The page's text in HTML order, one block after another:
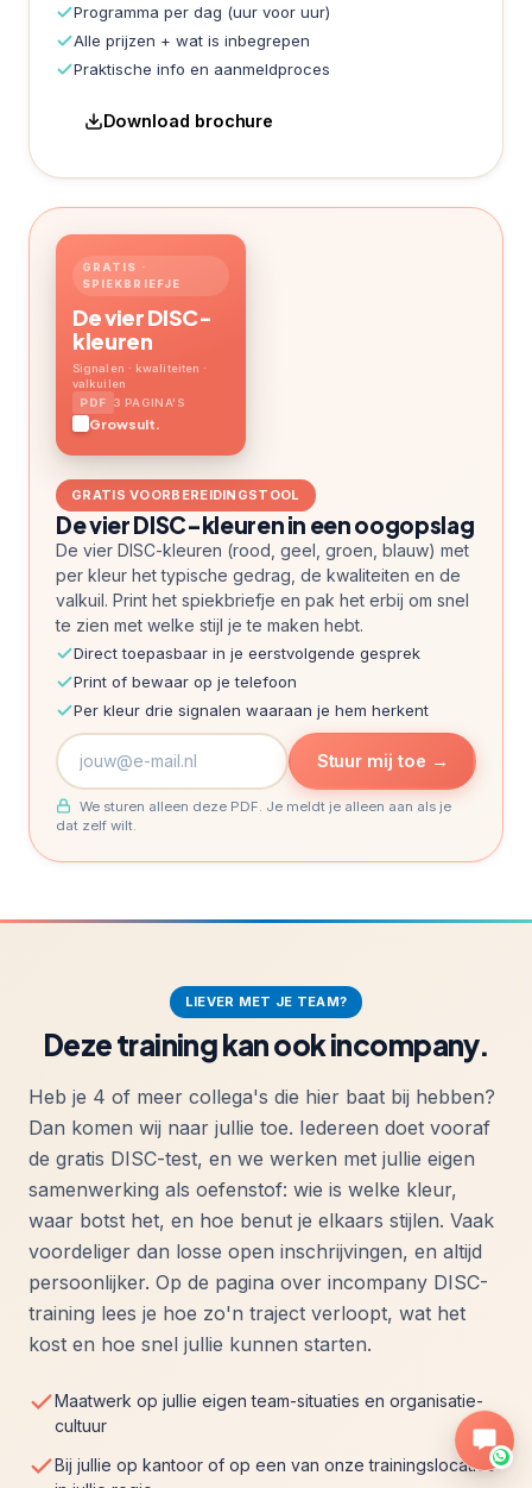
Programma per dag (uur voor uur)
Alle prijzen + wat is inbegrepen
Praktische info en aanmeldproces
Download brochure
GRATIS ·
SPIEKBRIEFJE
De vier DISC-
kleuren
Signalen · kwaliteiten ·
valkuilen
3 PAGINA'S
Growsult.
GRATIS VOORBEREIDINGSTOOL
De vier DISC-kleuren in een oogopslag
De vier DISC-kleuren (rood, geel, groen, blauw) met
per kleur het typische gedrag, de kwaliteiten en de
valkuil. Print het spiekbriefje en pak het erbij om snel
te zien met welke stijl je te maken hebt.
Direct toepasbaar in je eerstvolgende gesprek
Print of bewaar op je telefoon
Per kleur drie signalen waaraan je hem herkent
Stuur mij toe →
We sturen alleen deze PDF. Je meldt je alleen aan als je
dat zelf wilt.
LIEVER MET JE TEAM?
Deze training kan ook incompany.
Heb je 4 of meer collega's die hier baat bij hebben?
Dan komen wij naar jullie toe. Iedereen doet vooraf
de gratis DISC-test, en we werken met jullie eigen
samenwerking als oefenstof: wie is welke kleur,
waar botst het, en hoe benut je elkaars stijlen. Vaak
voordeliger dan losse open inschrijvingen, en altijd
persoonlijker. Op de pagina over incompany DISC-
training lees je hoe zo'n traject verloopt, wat het
kost en hoe snel jullie kunnen starten.
Maatwerk op jullie eigen team-situaties en organisatie-
cultuur
Bij jullie op kantoor of op een van onze trainingslocaties